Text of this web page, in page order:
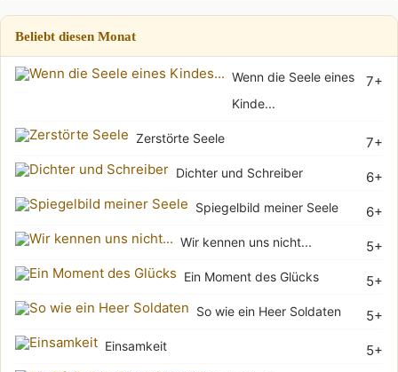
Beliebt diesen Monat
7+
Wenn die Seele eines
Kinde...
7+
Zerstörte Seele
6+
Dichter und Schreiber
6+
Spiegelbild meiner Seele
5+
Wir kennen uns nicht...
5+
Ein Moment des Glücks
5+
So wie ein Heer Soldaten
5+
Einsamkeit